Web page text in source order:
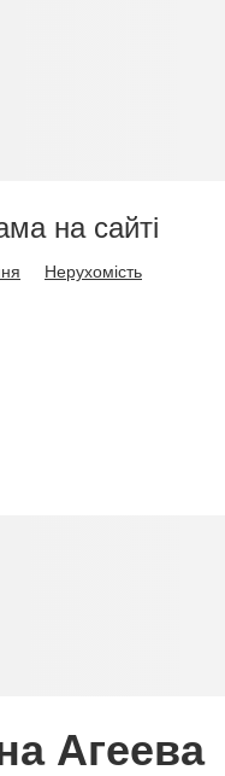
на сайті
Нерухомість
Агеева